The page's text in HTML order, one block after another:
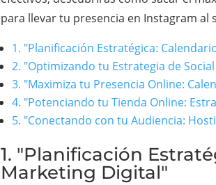
para llevar tu presencia en Instagram al
1. "Planificación Estratégica:
2. "Optimizando tu Estrategia de
3. "Maximiza tu Presencia Online:
4. "Potenciando tu Tienda Online:
5. "Conectando con tu Audiencia:
1. "Planificación
Marketing Digital"